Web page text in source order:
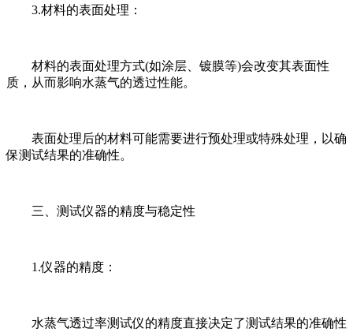
3.材料的表面处理：
材料的表面处理方式(如涂层、镀膜等)会改变其表面性
质，从而影响水蒸气的透过性能。
表面处理后的材料可能需要进行预处理或特殊处理，以确
保测试结果的准确性。
三、测试仪器的精度与稳定性
1.仪器的精度：
水蒸气透过率测试仪的精度直接决定了测试结果的准确性